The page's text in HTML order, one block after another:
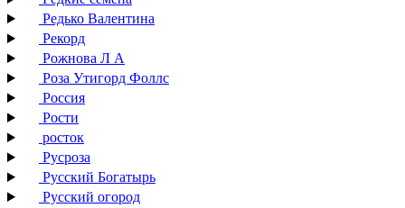
Редько Валентина
Рекорд
Рожнова Л А
Роза Утигорд Фоллс
Россия
Рости
росток
Русроза
Русский Богатырь
Русский огород